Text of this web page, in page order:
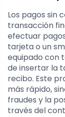
Los pagos sin
transacción
efectuar
tarjeta o un
equipado con
de insertar la
recibo. Este
más rápido,
fraudes y la
través del